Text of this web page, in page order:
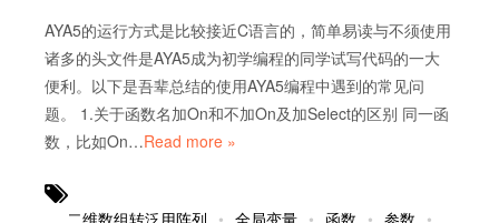
AYA5的运行方式是比较接近C语言的，简单易读与不须使用
诸多的头文件是AYA5成为初学编程的同学试写代码的一大
便利。以下是吾辈总结的使用AYA5编程中遇到的常见问
题。 1.关于函数名加On和不加On及加Select的区别 同一函
数，比如On…Read more »